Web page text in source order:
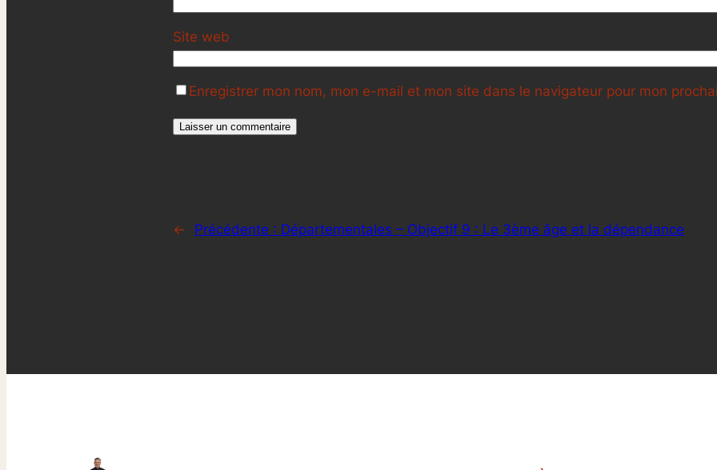
Site web
Enregistrer mon nom, mon e-mail et mon site dans le navigateur pour mon
← Précédente : Départementales – Objectif 9 : Le 3ème âge et la dépendance